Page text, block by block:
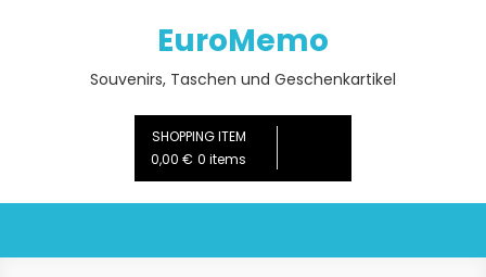
EuroMemo
Souvenirs, Taschen und Geschenkartikel
SHOPPING ITEM
0,00 € 0 items